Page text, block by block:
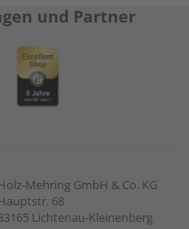
und Partner
Mehring GmbH & Co. KG
68
Lichtenau-Kleinenberg